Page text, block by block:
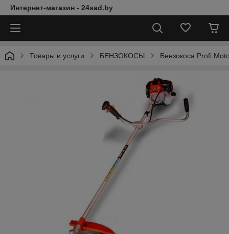
Интернет-магазин - 24sad.by
Товары и услуги БЕНЗОКОСЫ Бензокоса Profi